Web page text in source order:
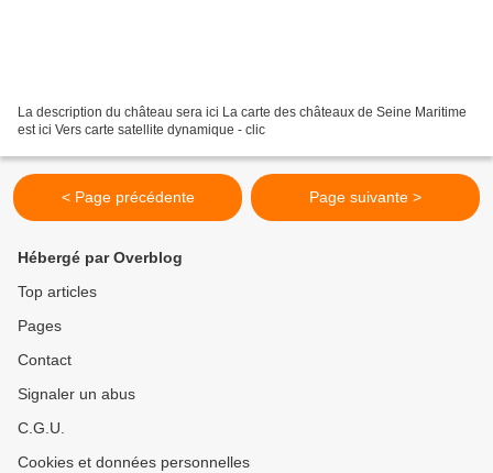
La description du château sera ici La carte des châteaux de Seine Maritime
est ici Vers carte satellite dynamique - clic
< Page précédente Page suivante >
Hébergé par Overblog
Top articles
Pages
Contact
Signaler un abus
C.G.U.
Cookies et données personnelles